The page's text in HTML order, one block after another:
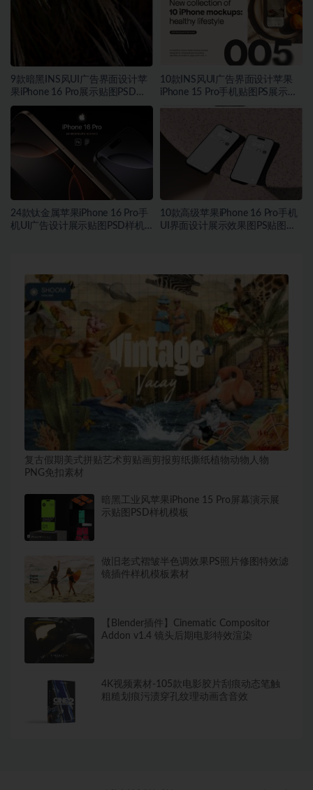
9款暗黑INS风UI广告界面设计苹
果iPhone 16 Pro展示贴图PSD样
机MOCKUP模板素材
10款INS风UI广告界面设计苹果
iPhone 15 Pro手机贴图PS展示样
24款钛金属苹果iPhone 16 Pro手
机UI广告设计展示贴图PSD样机
10款高级苹果iPhone 16 Pro手机
UI界面设计展示效果图PS贴图样
复古假期美式拼贴艺术剪贴画剪报剪纸撕纸植物动物人物
PNG免扣素材
暗黑工业风苹果iPhone 15 Pro屏幕演示展
示贴图PSD样机模板
做旧老式褶皱半色调效果PS照片修图特效滤
镜插件样机模板素材
【Blender插件】Cinematic Compositor
Addon v1.4 镜头后期电影特效渲染
4K视频素材-105款电影胶片刮痕动态笔触
粗糙划痕污渍穿孔纹理动画含音效